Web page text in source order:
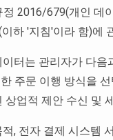
정 2016/679(개인
하 '지침'이라 함)에
터는 관리자가 다
주문 이행 방식을
상업적 제안 수신 및
, 전자 결제 시스템